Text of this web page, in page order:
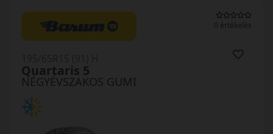
0 értékelés
NÉGYÉVSZAKOS GUMI
Quartaris 5